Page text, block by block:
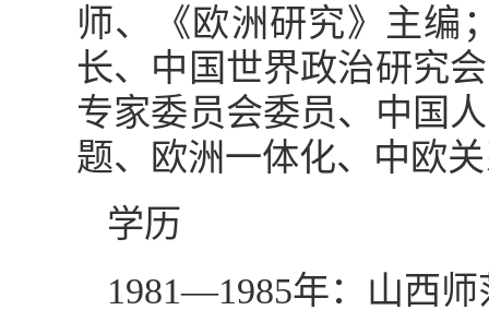
师、《欧洲研究》主编
长、中国世界政治研究
专家委员会委员、中国
题、欧洲一体化、中欧
学历
1981—1985年：山西